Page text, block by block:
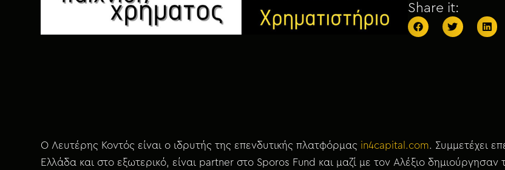
Share it:
Ο Λευτέρης Κοντός είναι ο ιδρυτής της επενδυτικής πλατφόρμας in4capital.com. Συμμετέχει
Ελλάδα και στο εξωτερικό, είναι partner στο Sporos Fund και μαζί με τον Αλέξιο